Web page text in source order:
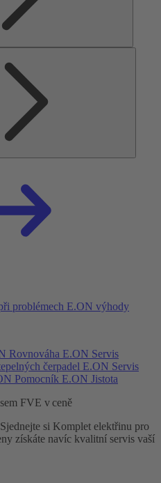
problémech E.ON výhody
Rovnováha E.ON Servis
čerpadel E.ON Servis
Pomocník E.ON Jistota
FVE v ceně
si Komplet elektřinu pro
získáte navíc kvalitní servis vaší